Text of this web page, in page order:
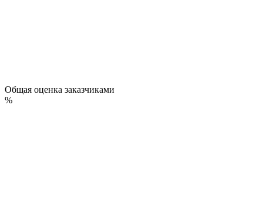
Общая оценка заказчиками
%